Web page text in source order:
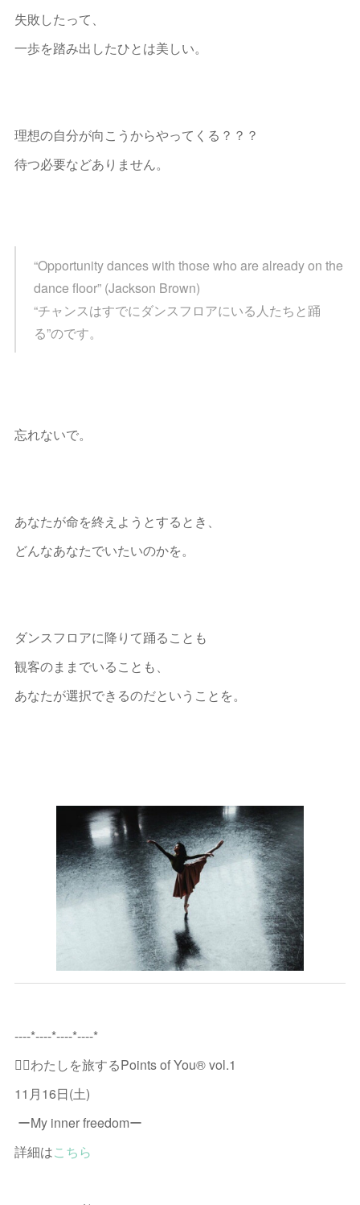
失敗したって、
一歩を踏み出したひとは美しい。
理想の自分が向こうからやってくる？？？
待つ必要などありません。
“Opportunity dances with those who are already on the
dance floor” (Jackson Brown)
“チャンスはすでにダンスフロアにいる人たちと踊
る”のです。
忘れないで。
あなたが命を終えようとするとき、
どんなあなたでいたいのかを。
ダンスフロアに降りて踊ることも
観客のままでいることも、
あなたが選択できるのだということを。
----*----*----*----*
🧚‍♀️わたしを旅するPoints of You® vol.1
11月16日(土)
ーMy inner freedomー
詳細はこちら